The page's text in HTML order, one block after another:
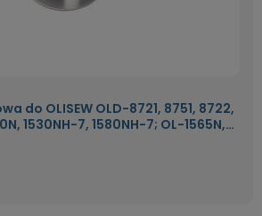
do OLISEW OLD-8721, 8751, 8722,
1530NH-7, 1580NH-7; OL-1565N,